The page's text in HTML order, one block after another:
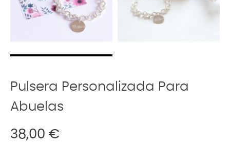
Pulsera Personalizada Para
Abuelas
38,00 €